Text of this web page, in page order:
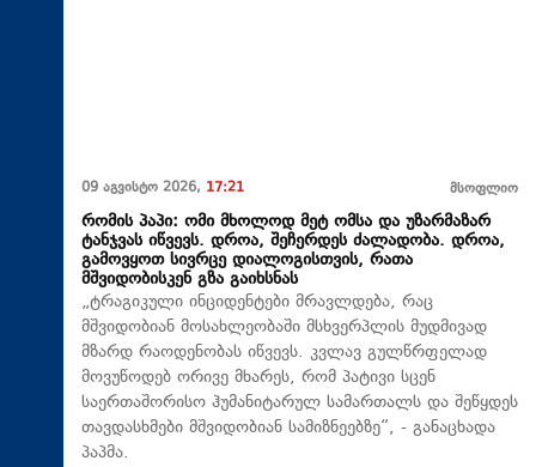
09 აგვისტო 2026, 17:21 მსოფლიო
რომის პაპი: ომი მხოლოდ მეტ ომსა და უზარმაზარ
ტანჯვას იწვევს. დროა, შეჩერდეს ძალადობა. დროა,
გამოვყოთ სივრცე დიალოგისთვის, რათა
მშვიდობისკენ გზა გაიხსნას
„ტრაგიკული ინციდენტები მრავლდება, რაც
მშვიდობიან მოსახლეობაში მსხვერპლის მუდმივად
მზარდ რაოდენობას იწვევს. კვლავ გულწრფელად
მოვუწოდებ ორივე მხარეს, რომ პატივი სცენ
საერთაშორისო ჰუმანიტარულ სამართალს და შეწყდეს
თავდასხმები მშვიდობიან სამიზნეებზე“, - განაცხადა
პაპმა.